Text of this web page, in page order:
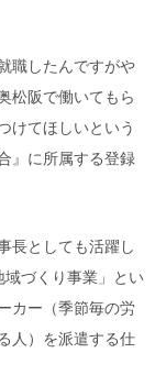
職したんですがや
松阪で働いてもら
けてほしいという
』に所属する登録
長としても活躍し
づくり事業」とい
カー（季節毎の労
人）を派遣する仕